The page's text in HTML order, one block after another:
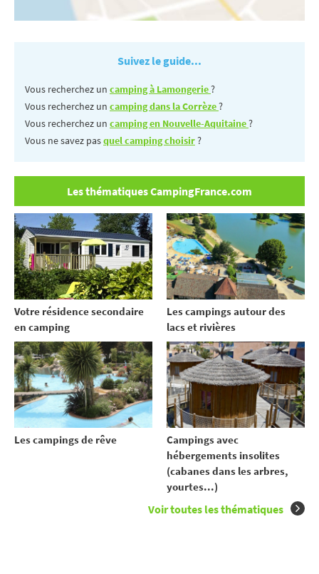
Suivez le guide...
Vous recherchez un camping à Lamongerie?
Vous recherchez un camping dans la Corrèze?
Vous recherchez un camping en Nouvelle-Aquitaine?
Vous ne savez pasquel camping choisir?
Les thématiques CampingFrance.com
Votre résidence secondaire
en camping
Les campings autour des
lacs et rivières
Les campings de rêve
Campings avec
hébergements insolites
(cabanes dans les arbres,
yourtes...)
Voir toutes les thématiques